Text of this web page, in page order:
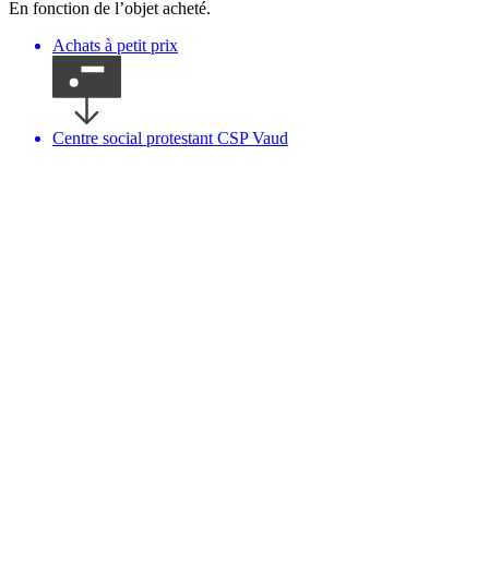
En fonction de l’objet acheté.
Achats à petit prix
Centre social protestant CSP Vaud